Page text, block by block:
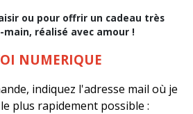
ou pour offrir un cadeau très
réalisé avec amour !
NUMERIQUE
indiquez l'adresse mail où je
plus rapidement possible :